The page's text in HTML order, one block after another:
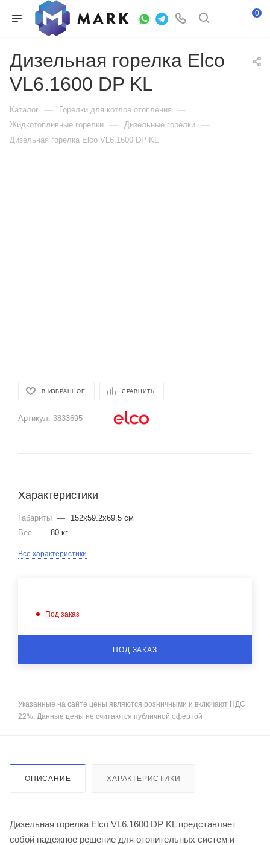
0
Дизельная горелка Elco
VL6.1600 DP KL
Каталог — Горелки для котлов отопления —
Жидкотопливные горелки — Дизельные горелки —
Дизельная горелка Elco VL6.1600 DP KL
В ИЗБРАННОЕ СРАВНИТЬ
Артикул: 3833695
Характеристики
Габариты —
152x59.2x69.5 см
Вес
— 80 кг
Все характеристики
Под заказ
ПОД ЗАКАЗ
Указанные на сайте цены являются розничными и включают НДС
22%. Данные цены не считаются публичной офертой
ОПИСАНИЕ ХАРАКТЕРИСТИКИ
Дизельная горелка Elco VL6.1600 DP KL представляет
собой надежное решение для отопительных систем и